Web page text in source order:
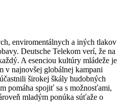
enviromentálnych a iných tlakov
Deutsche Telekom verí, že na
A esenciou kultúry mládeže je
v najnovšej globálnej kampani
širokej škály hudobných
pomáha spojiť sa s možnosťami,
mladým ponúka súťaže o